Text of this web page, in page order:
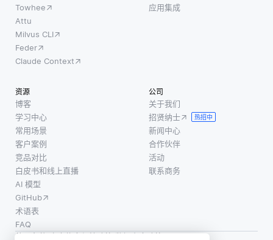
Towhee
Attu
Milvus CLI
Feder
Claude Context
应用集成
资源
博客
学习中心
常用场景
客户案例
竞品对比
白皮书和线上直播
AI 模型
GitHub
术语表
FAQ
公司
关于我们
招贤纳士
热招中
新闻中心
合作伙伴
活动
联系商务
使用条款·个人信息保护政策·数据安全政策